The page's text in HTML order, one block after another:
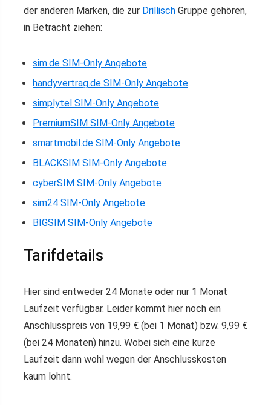
der anderen Marken, die zur Drillisch Gruppe gehören,
in Betracht ziehen:
sim.de SIM-Only Angebote
handyvertrag.de SIM-Only Angebote
simplytel SIM-Only Angebote
PremiumSIM SIM-Only Angebote
smartmobil.de SIM-Only Angebote
BLACKSIM SIM-Only Angebote
cyberSIM SIM-Only Angebote
sim24 SIM-Only Angebote
BIGSIM SIM-Only Angebote
Tarifdetails
Hier sind entweder 24 Monate oder nur 1 Monat
Laufzeit verfügbar. Leider kommt hier noch ein
Anschlusspreis von 19,99 € (bei 1 Monat) bzw. 9,99 €
(bei 24 Monaten) hinzu. Wobei sich eine kurze
Laufzeit dann wohl wegen der Anschlusskosten
kaum lohnt.